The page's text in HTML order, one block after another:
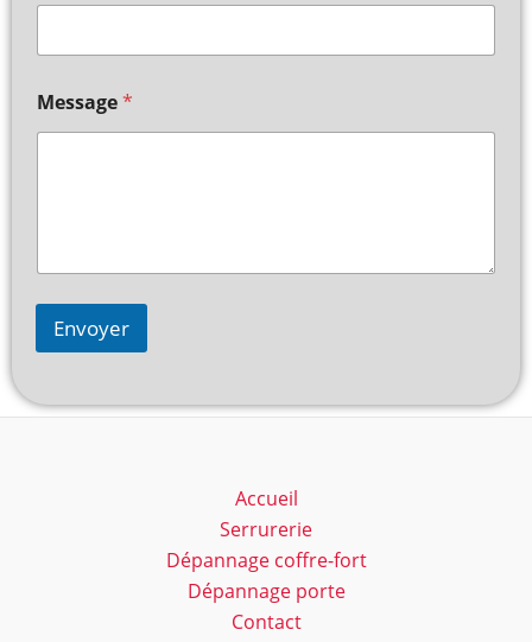
Message*
Envoyer
Accueil
Serrurerie
Dépannage coffre-fort
Dépannage porte
Contact